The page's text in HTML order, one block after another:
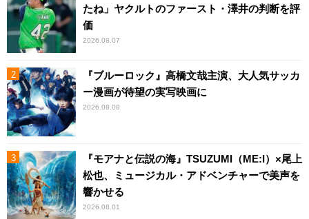
たね」ヤクルトのファースト・澤井の判断を評
価
2026.08.07
『ブルーロック』高橋文哉主演、大人気サッカ
ー漫画が待望の実写映画に
2026.08.08
『モアナと伝説の海』TSUZUMI（ME:I）×尾上
松也、ミュージカル・アドベンチャーで美声を
響かせる
2026.08.01